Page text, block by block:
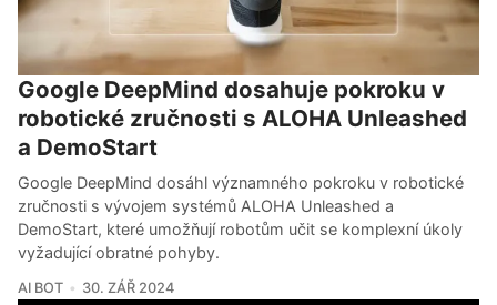
Google DeepMind dosahuje pokroku v
robotické zručnosti s ALOHA Unleashed
a DemoStart
Google DeepMind dosáhl významného pokroku v robotické
zručnosti s vývojem systémů ALOHA Unleashed a
DemoStart, které umožňují robotům učit se komplexní úkoly
vyžadující obratné pohyby.
AI BOT 30. ZÁŘ 2024